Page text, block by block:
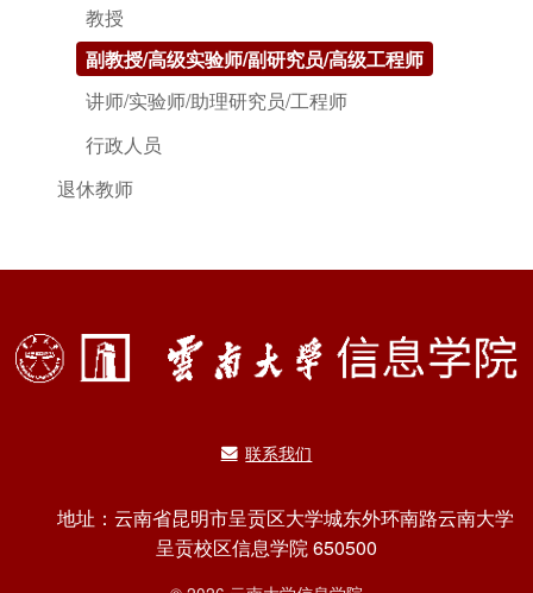
教授
副教授/高级实验师/副研究员/高级工程师
讲师/实验师/助理研究员/工程师
行政人员
退休教师
联系我们
地址：云南省昆明市呈贡区大学城东外环南路云南大学
呈贡校区信息学院 650500